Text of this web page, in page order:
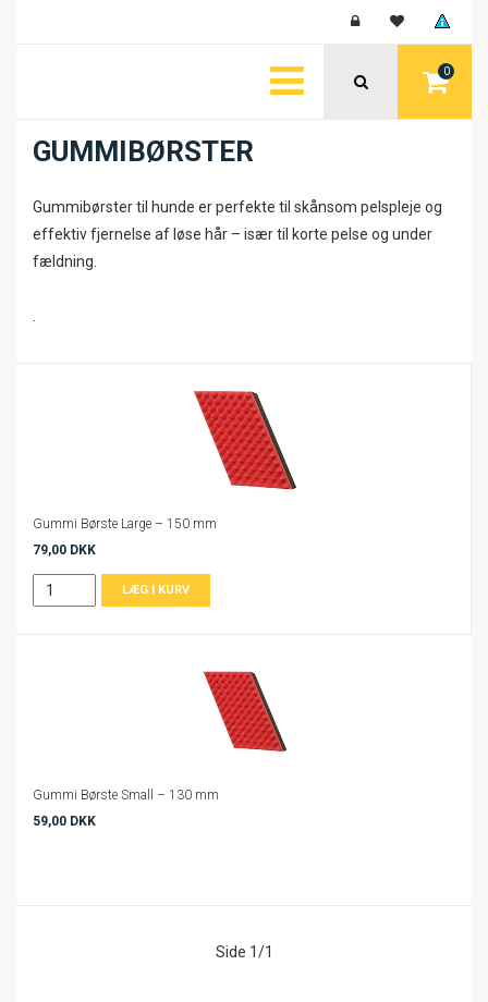
0
GUMMIBØRSTER
Gummibørster til hunde er perfekte til skånsom pelspleje og
effektiv fjernelse af løse hår – især til korte pelse og under
fældning.
.
Gummi Børste Large – 150 mm
79,00 DKK
Gummi Børste Small – 130 mm
59,00 DKK
Side 1/1